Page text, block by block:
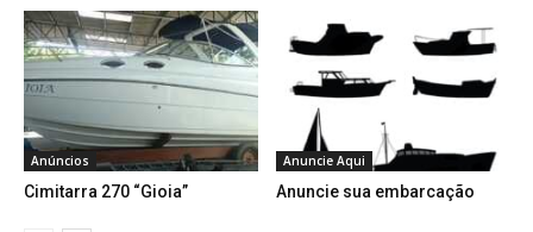
Anúncios
Cimitarra 270 “Gioia”
Anuncie Aqui
Anuncie sua embarcação